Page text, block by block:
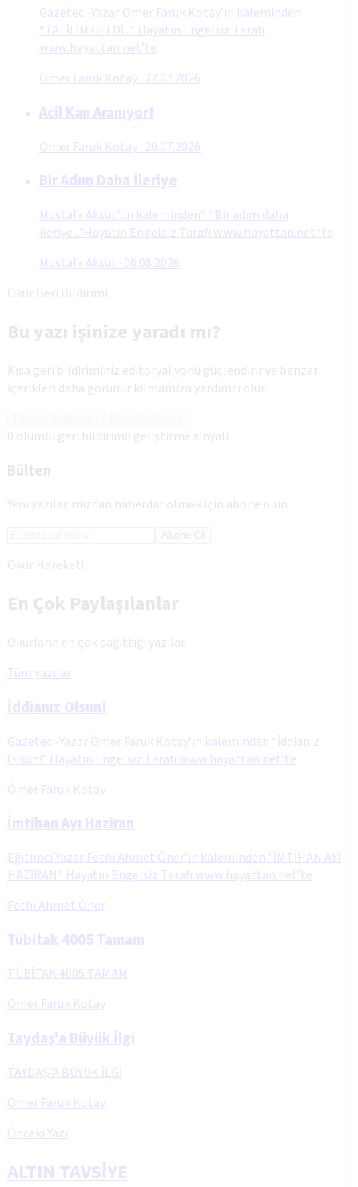
Gazeteci-Yazar Ömer Faruk Kotay’ın kaleminden
“TATİLİM GELDİ...” Hayatın Engelsiz Tarafı
www.hayattan.net’te
Ömer Faruk Kotay· 22.07.2026
Acil Kan Aranıyor!
Ömer Faruk Kotay· 20.07.2026
Bir Adım Daha İleriye
Mustafa Aksüt'ün kaleminden" "Bir adım daha
ileriye..."Hayatın Engelsiz Tarafı www.hayattan.net ‘te
Mustafa Aksüt · 06.08.2026
Okur Geri Bildirimi
Bu yazı işinize yaradı mı?
Kısa geri bildiriminiz editoryal yönü güçlendirir ve benzer
içerikleri daha görünür kılmamıza yardımcı olur.
0 olumlu geri bildirim0 geliştirme sinyali
Bülten
Yeni yazılarımızdan haberdar olmak için abone olun.
Abone Ol
Okur Hareketi
En Çok Paylaşılanlar
Okurların en çok dağıttığı yazılar.
Tüm yazılar
İddianız Olsun!
Gazeteci-Yazar Ömer Faruk Kotay’ın kaleminden “İddianız
Olsun!” Hayatın Engelsiz Tarafı www.hayattan.net’te
Ömer Faruk Kotay
İmtihan Ayı Haziran
Eğitimci Yazar Fethi Ahmet Öner’in kaleminden "İMTİHAN AYI
HAZİRAN" Hayatın Engelsiz Tarafı www.hayattan.net’te
Fethi Ahmet Öner
Tübitak 4005 Tamam
TÜBİTAK 4005 TAMAM
Ömer Faruk Kotay
Taydaş'a Büyük İlgi
TAYDAŞ'A BÜYÜK İLGİ
Ömer Faruk Kotay
Önceki Yazı
ALTIN TAVSİYE